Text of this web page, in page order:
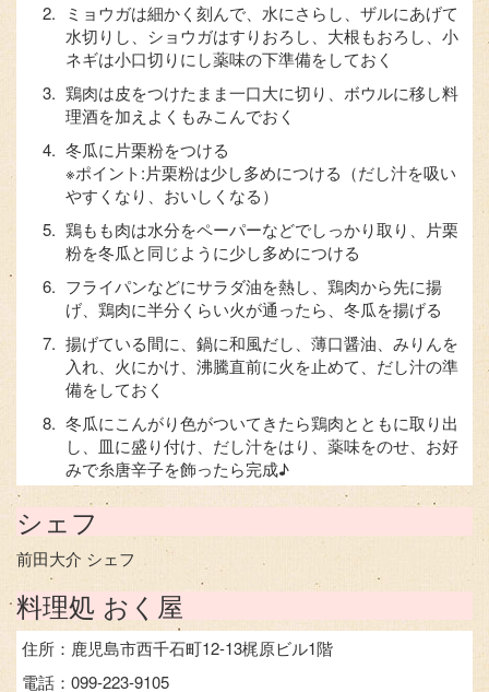
ミョウガは細かく刻んで、水にさらし、ザルにあげて
水切りし、ショウガはすりおろし、大根もおろし、小
ネギは小口切りにし薬味の下準備をしておく
鶏肉は皮をつけたまま一口大に切り、ボウルに移し料
理酒を加えよくもみこんでおく
冬瓜に片栗粉をつける
※ポイント:片栗粉は少し多めにつける（だし汁を吸い
やすくなり、おいしくなる）
鶏もも肉は水分をペーパーなどでしっかり取り、片栗
粉を冬瓜と同じように少し多めにつける
フライパンなどにサラダ油を熱し、鶏肉から先に揚
げ、鶏肉に半分くらい火が通ったら、冬瓜を揚げる
揚げている間に、鍋に和風だし、薄口醤油、みりんを
入れ、火にかけ、沸騰直前に火を止めて、だし汁の準
備をしておく
冬瓜にこんがり色がついてきたら鶏肉とともに取り出
し、皿に盛り付け、だし汁をはり、薬味をのせ、お好
みで糸唐辛子を飾ったら完成♪
シェフ
前田大介 シェフ
料理処 おく屋
住所：鹿児島市西千石町12-13梶原ビル1階
電話：099-223-9105